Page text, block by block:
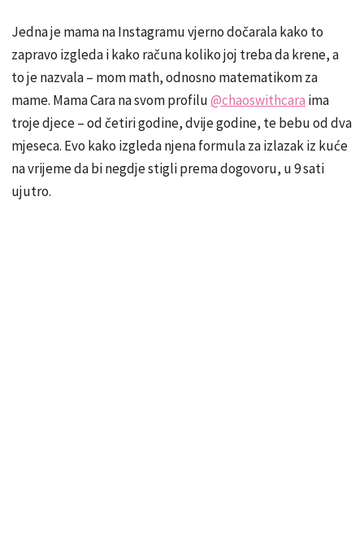
Jedna je mama na Instagramu vjerno dočarala kako to
zapravo izgleda i kako računa koliko joj treba da krene, a
to je nazvala – mom math, odnosno matematikom za
mame. Mama Cara na svom profilu@chaoswithcara ima
troje djece – od četiri godine, dvije godine, te bebu od dva
mjeseca. Evo kako izgleda njena formula za izlazak iz kuće
na vrijeme da bi negdje stigli prema dogovoru, u 9 sati
ujutro.